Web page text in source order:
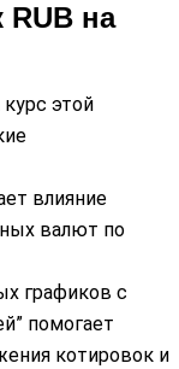
RUB на
этой
влияние
валют по
графиков с
помогает
котировок и